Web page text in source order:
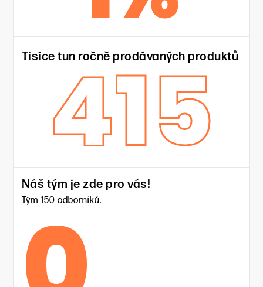
415
Tisíce tun ročně prodávaných produktů
Náš tým je zde pro vás!
Tým 150 odborníků.